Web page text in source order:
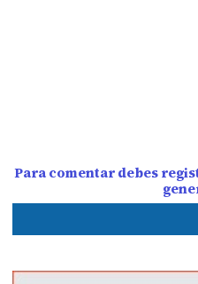
Para comentar debes